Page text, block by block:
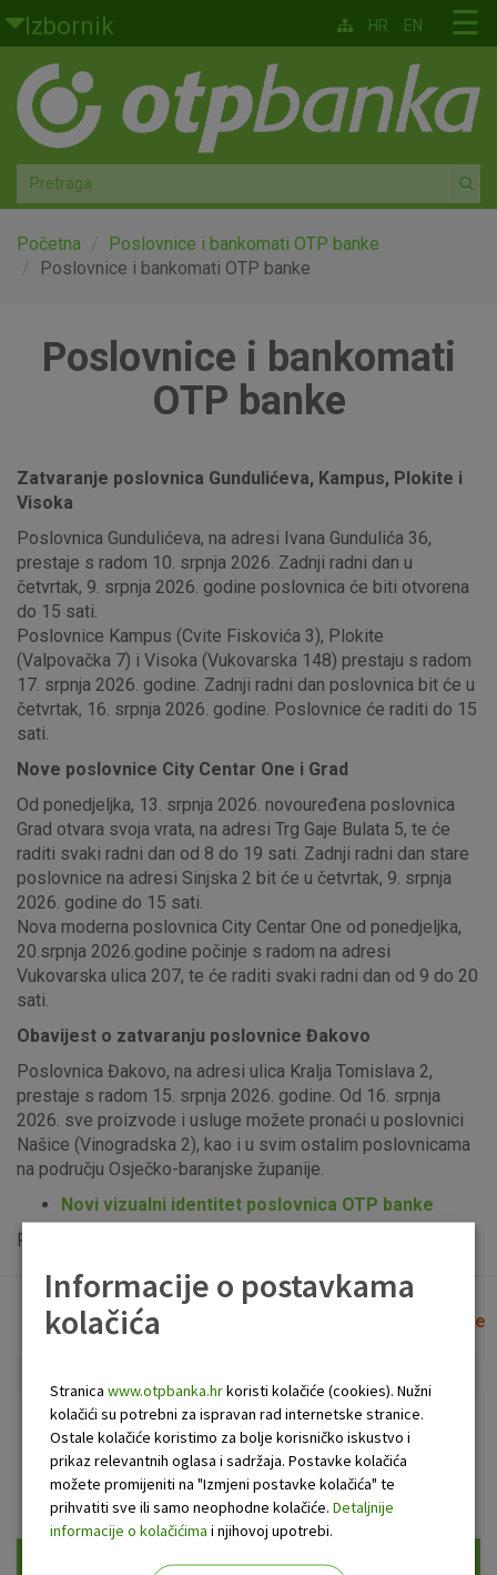
Skoči na glavni sadržaj
Izbornik
Građani
Privatno bankarstvo
Agro
Mala poduzeća i obrtnici
Globalna tržišta
☰
HR EN
Početna
Poslovnice i bankomati OTP banke
Poslovnice i bankomati OTP banke
Poslovnice i bankomati
OTP banke
Zatvaranje poslovnica Gundulićeva, Kampus, Plokite i
Visoka
Poslovnica Gundulićeva, na adresi Ivana Gundulića 36,
prestaje s radom 10. srpnja 2026. Zadnji radni dan u
četvrtak, 9. srpnja 2026. godine poslovnica će biti otvorena
do 15 sati.
Poslovnice Kampus (Cvite Fiskovića 3), Plokite
(Valpovačka 7) i Visoka (Vukovarska 148) prestaju s radom
17. srpnja 2026. godine. Zadnji radni dan poslovnica bit će u
četvrtak, 16. srpnja 2026. godine. Poslovnice će raditi do 15
sati.
Nove poslovnice City Centar One i Grad
Od ponedjeljka, 13. srpnja 2026. novouređena poslovnica
Grad otvara svoja vrata, na adresi Trg Gaje Bulata 5, te će
raditi svaki radni dan od 8 do 19 sati. Zadnji radni dan stare
poslovnice na adresi Sinjska 2 bit će u četvrtak, 9. srpnja
2026. godine do 15 sati.
Nova moderna poslovnica City Centar One od ponedjeljka,
20.srpnja 2026.godine počinje s radom na adresi
Vukovarska ulica 207, te će raditi svaki radni dan od 9 do 20
sati.
Obavijest o zatvaranju poslovnice Đakovo
Poslovnica Đakovo, na adresi ulica Kralja Tomislava 2,
prestaje s radom 15. srpnja 2026. godine. Od 16. srpnja
2026. sve proizvode i usluge možete pronaći u poslovnici
Našice (Vinogradska 2), kao i u svim ostalim poslovnicama
na području Osječko-baranjske županije.
Novi vizualni identitet poslovnica OTP banke
Popis uplatno-isplatnih bankomata možete vidjeti
Lista poslovnica i bankomata Očisti filtere
Bankomat Poslovnica
Prikaži samo uplatne bankomate
Informacije o postavkama
kolačića
Stranica www.otpbanka.hrkoristi kolačiće (cookies). Nužni
kolačići su potrebni za ispravan rad internetske stranice.
Ostale kolačiće koristimo za bolje korisničko iskustvo i
prikaz relevantnih oglasa i sadržaja. Postavke kolačića
možete promijeniti na "Izmjeni postavke kolačića" te
prihvatiti sve ili samo neophodne kolačiće. Detaljnije
informacije o kolačićima i njihovoj upotrebi.